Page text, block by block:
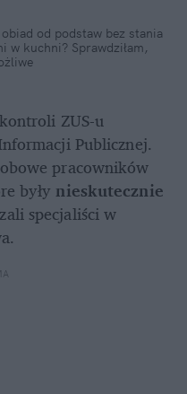
od podstaw bez stania
w kuchni? Sprawdziłam,
ZUS-u
Publicznej.
pracowników
były nieskutecznie
specjaliści w